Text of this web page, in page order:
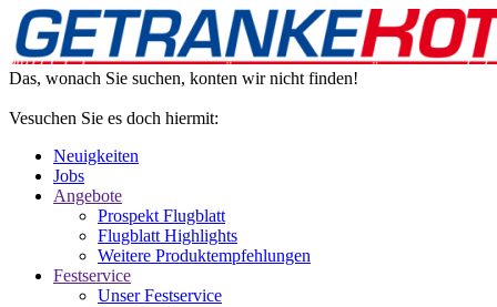
Das, wonach Sie suchen, konten wir nicht finden!
Vesuchen Sie es doch hiermit:
Neuigkeiten
Jobs
Angebote
Prospekt Flugblatt
Flugblatt Highlights
Weitere Produktempfehlungen
Festservice
Unser Festservice